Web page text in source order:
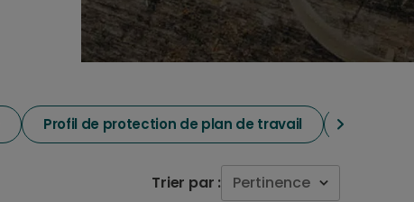
Profil de protection de plan de travail
Trier par : Pertinence